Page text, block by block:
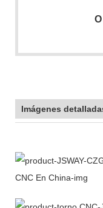
O
Imágenes